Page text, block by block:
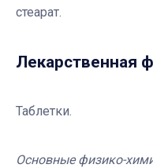
стеарат.
Лекарственная
Таблетки.
Основные физико-